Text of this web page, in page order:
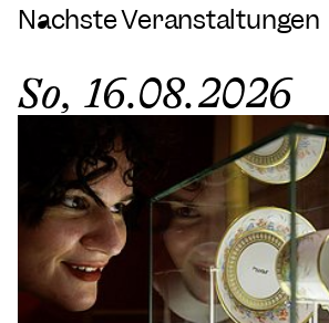
Nächste Veranstaltungen
So, 16.08.2026